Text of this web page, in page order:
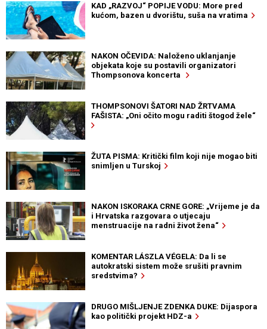
KAD „RAZVOJ“ POPIJE VODU: More pred
kućom, bazen u dvorištu, suša na vratima
NAKON OČEVIDA: Naloženo uklanjanje
objekata koje su postavili organizatori
Thompsonova koncerta
THOMPSONOVI ŠATORI NAD ŽRTVAMA
FAŠISTA: „Oni očito mogu raditi štogod žele“
ŽUTA PISMA: Kritički film koji nije mogao biti
snimljen u Turskoj
NAKON ISKORAKA CRNE GORE: „Vrijeme je da
i Hrvatska razgovara o utjecaju
menstruacije na radni život žena“
KOMENTAR LÁSZLA VÉGELA: Da li se
autokratski sistem može srušiti pravnim
sredstvima?
DRUGO MIŠLJENJE ZDENKA DUKE: Dijaspora
kao politički projekt HDZ-a